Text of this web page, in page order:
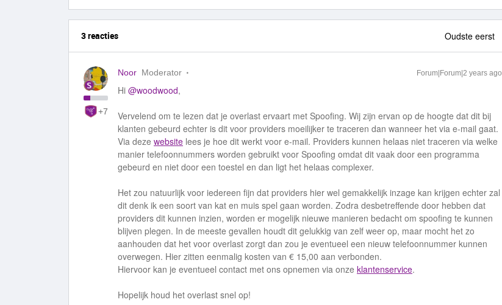
3 reacties Oudste eerst
+7
Noor Moderator Forum|Forum|2 years ago
Hi @woodwood,
Vervelend om te lezen dat je overlast ervaart met Spoofing. Wij zijn ervan op de hoogte dat dit bij
klanten gebeurd echter is dit voor providers moeilijker te traceren dan wanneer het via e-mail gaat.
Via deze website lees je hoe dit werkt voor e-mail. Providers kunnen helaas niet traceren via welke
manier telefoonnummers worden gebruikt voor Spoofing omdat dit vaak door een programma
gebeurd en niet door een toestel en dan ligt het helaas complexer.
Het zou natuurlijk voor iedereen fijn dat providers hier wel gemakkelijk inzage kan krijgen echter zal
dit denk ik een soort van kat en muis spel gaan worden. Zodra desbetreffende door hebben dat
providers dit kunnen inzien, worden er mogelijk nieuwe manieren bedacht om spoofing te kunnen
blijven plegen. In de meeste gevallen houdt dit gelukkig van zelf weer op, maar mocht het zo
aanhouden dat het voor overlast zorgt dan zou je eventueel een nieuw telefoonnummer kunnen
overwegen. Hier zitten eenmalig kosten van € 15,00 aan verbonden.
Hiervoor kan je eventueel contact met ons opnemen via onze klantenservice.
Hopelijk houd het overlast snel op!